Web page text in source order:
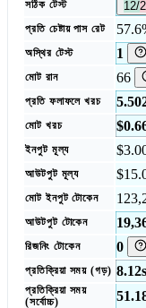
সঠিক টেস্ট 12/
প্রতি চেষ্টায় পাস রেট
অস্থির টেস্ট 1
মোট রান 66
প্রতি ফলাফলে খরচ
মোট খরচ
ইনপুট মূল্য
আউটপুট মূল্য
মোট ইনপুট টোকেন
আউটপুট টোকেন
রিজনিং টোকেন 0
প্রতিক্রিয়া সময় (গড়) 8.12s
প্রতিক্রিয়া সময়
(সর্বোচ্চ)